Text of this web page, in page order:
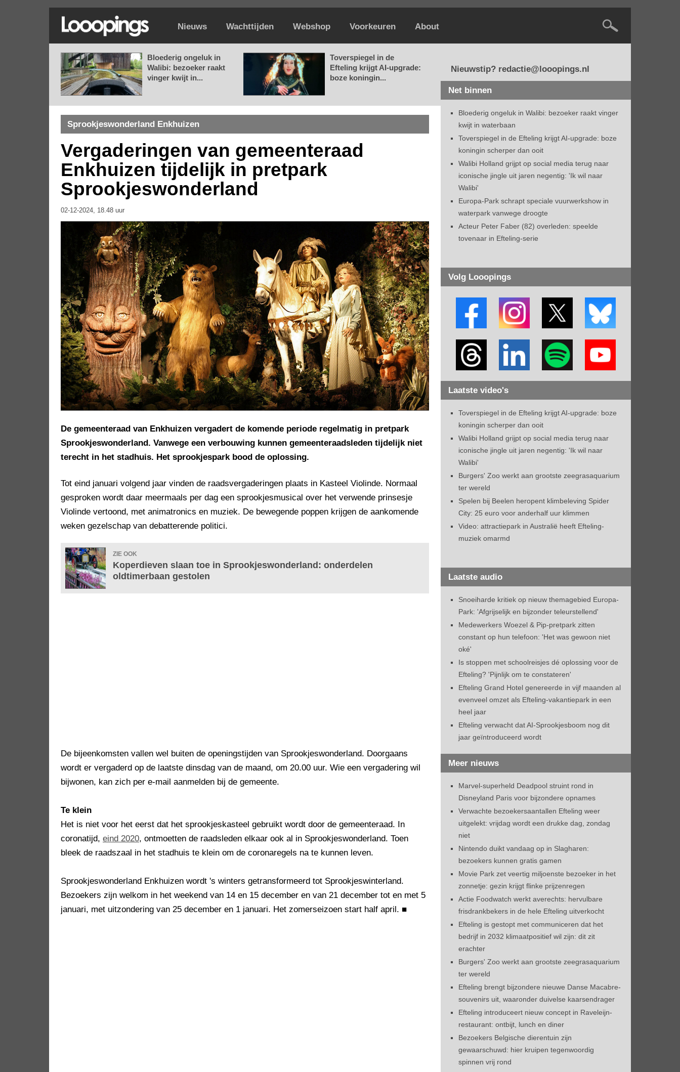
Nieuws Wachttijden Webshop Voorkeuren About
Bloederig ongeluk in
Walibi: bezoeker raakt
vinger kwijt in...
Toverspiegel in de
Efteling krijgt AI-upgrade:
boze koningin...
Sprookjeswonderland Enkhuizen
Vergaderingen van gemeenteraad
Enkhuizen tijdelijk in pretpark
Sprookjeswonderland
02-12-2024, 18.48 uur
De gemeenteraad van Enkhuizen vergadert de komende periode regelmatig in pretpark
Sprookjeswonderland. Vanwege een verbouwing kunnen gemeenteraadsleden tijdelijk niet
terecht in het stadhuis. Het sprookjespark bood de oplossing.
Tot eind januari volgend jaar vinden de raadsvergaderingen plaats in Kasteel Violinde. Normaal
gesproken wordt daar meermaals per dag een sprookjesmusical over het verwende prinsesje
Violinde vertoond, met animatronics en muziek. De bewegende poppen krijgen de aankomende
weken gezelschap van debatterende politici.
ZIE OOK
Koperdieven slaan toe in Sprookjeswonderland: onderdelen
oldtimerbaan gestolen
De bijeenkomsten vallen wel buiten de openingstijden van Sprookjeswonderland. Doorgaans
wordt er vergaderd op de laatste dinsdag van de maand, om 20.00 uur. Wie een vergadering wil
bijwonen, kan zich per e-mail aanmelden bij de gemeente.
Te klein
Het is niet voor het eerst dat het sprookjeskasteel gebruikt wordt door de gemeenteraad. In
coronatijd, eind 2020, ontmoetten de raadsleden elkaar ook al in Sprookjeswonderland. Toen
bleek de raadszaal in het stadhuis te klein om de coronaregels na te kunnen leven.
Sprookjeswonderland Enkhuizen wordt 's winters getransformeerd tot Sprookjeswinterland.
Bezoekers zijn welkom in het weekend van 14 en 15 december en van 21 december tot en met 5
januari, met uitzondering van 25 december en 1 januari. Het zomerseizoen start half april. ■
Nieuwstip? redactie@looopings.nl
Net binnen
Bloederig ongeluk in Walibi: bezoeker raakt vinger
kwijt in waterbaan
Toverspiegel in de Efteling krijgt AI-upgrade: boze
koningin scherper dan ooit
Walibi Holland grijpt op social media terug naar
iconische jingle uit jaren negentig: 'Ik wil naar
Walibi'
Europa-Park schrapt speciale vuurwerkshow in
waterpark vanwege droogte
Acteur Peter Faber (82) overleden: speelde
tovenaar in Efteling-serie
Volg Looopings
Laatste video's
Toverspiegel in de Efteling krijgt AI-upgrade: boze
koningin scherper dan ooit
Walibi Holland grijpt op social media terug naar
iconische jingle uit jaren negentig: 'Ik wil naar
Walibi'
Burgers' Zoo werkt aan grootste zeegrasaquarium
ter wereld
Spelen bij Beelen heropent klimbeleving Spider
City: 25 euro voor anderhalf uur klimmen
Video: attractiepark in Australië heeft Efteling-
muziek omarmd
Laatste audio
Snoeiharde kritiek op nieuw themagebied Europa-
Park: 'Afgrijselijk en bijzonder teleurstellend'
Medewerkers Woezel & Pip-pretpark zitten
constant op hun telefoon: 'Het was gewoon niet
oké'
Is stoppen met schoolreisjes dé oplossing voor de
Efteling? 'Pijnlijk om te constateren'
Efteling Grand Hotel genereerde in vijf maanden al
evenveel omzet als Efteling-vakantiepark in een
heel jaar
Efteling verwacht dat AI-Sprookjesboom nog dit
jaar geïntroduceerd wordt
Meer nieuws
Marvel-superheld Deadpool struint rond in
Disneyland Paris voor bijzondere opnames
Verwachte bezoekersaantallen Efteling weer
uitgelekt: vrijdag wordt een drukke dag, zondag
niet
Nintendo duikt vandaag op in Slagharen:
bezoekers kunnen gratis gamen
Movie Park zet veertig miljoenste bezoeker in het
zonnetje: gezin krijgt flinke prijzenregen
Actie Foodwatch werkt averechts: hervulbare
frisdrankbekers in de hele Efteling uitverkocht
Efteling is gestopt met communiceren dat het
bedrijf in 2032 klimaatpositief wil zijn: dit zit
erachter
Burgers' Zoo werkt aan grootste zeegrasaquarium
ter wereld
Efteling brengt bijzondere nieuwe Danse Macabre-
souvenirs uit, waaronder duivelse kaarsendrager
Efteling introduceert nieuw concept in Raveleijn-
restaurant: ontbijt, lunch en diner
Bezoekers Belgische dierentuin zijn
gewaarschuwd: hier kruipen tegenwoordig
spinnen vrij rond